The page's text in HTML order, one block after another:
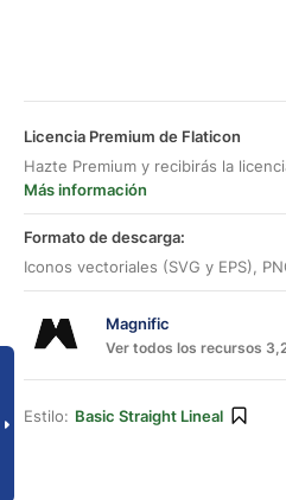
Licencia Premium de Flaticon
Hazte Premium y recibirás la
Más información
Formato de descarga:
Iconos vectoriales (SVG y EPS),
Magnific
Ver todos los recursos
Estilo: Basic Straight Lineal